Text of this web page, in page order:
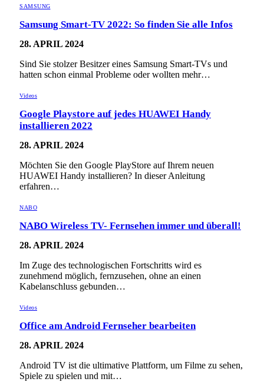
SAMSUNG
Samsung Smart-TV 2022: So finden Sie alle Infos
28. APRIL 2024
Sind Sie stolzer Besitzer eines Samsung Smart-TVs und
hatten schon einmal Probleme oder wollten mehr…
Videos
Google Playstore auf jedes HUAWEI Handy
installieren 2022
28. APRIL 2024
Möchten Sie den Google PlayStore auf Ihrem neuen
HUAWEI Handy installieren? In dieser Anleitung
erfahren…
NABO
NABO Wireless TV- Fernsehen immer und überall!
28. APRIL 2024
Im Zuge des technologischen Fortschritts wird es
zunehmend möglich, fernzusehen, ohne an einen
Kabelanschluss gebunden…
Videos
Office am Android Fernseher bearbeiten
28. APRIL 2024
Android TV ist die ultimative Plattform, um Filme zu sehen,
Spiele zu spielen und mit…